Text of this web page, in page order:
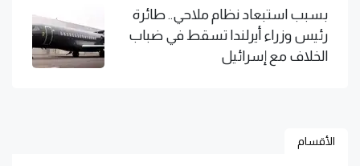
بسبب استبعاد نظام ملاحي.. طائرة
رئيس وزراء أيرلندا تسقط في ضباب
الخلاف مع إسرائيل
الأقسام